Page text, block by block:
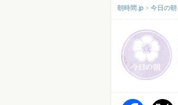
朝時間.jp > 今日の朝